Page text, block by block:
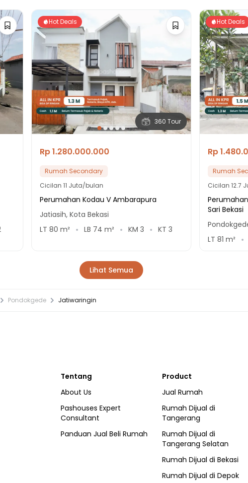
360 Tour
Hot Deals
Rp 1.280.000.000
Rumah Secondary
Cicilan 11 Juta/bulan
Perumahan Kodau V Ambarapura
Jatiasih, Kota Bekasi
LT 80 m² LB 74 m² KM 3 KT 3
Hot Deals
Rp
Rumah
Cicilan12.7
Sari Bekasi
LT81 m²
Lihat Semua
Pondokgede Jatiwaringin
Tentang
About Us
Pashouses Expert
Consultant
Panduan Jual Beli Rumah
Product
Jual Rumah
Rumah Dijual di
Tangerang
Rumah Dijual di
Tangerang Selatan
Rumah Dijual di Bekasi
Rumah Dijual di Depok